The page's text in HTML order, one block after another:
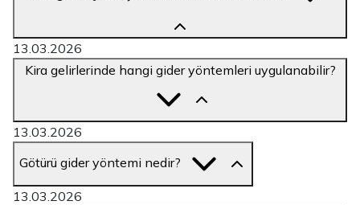
13.03.2026
Kira gelirlerinde hangi gider yöntemleri uygulanabilir?
13.03.2026
Götürü gider yöntemi nedir?
13.03.2026